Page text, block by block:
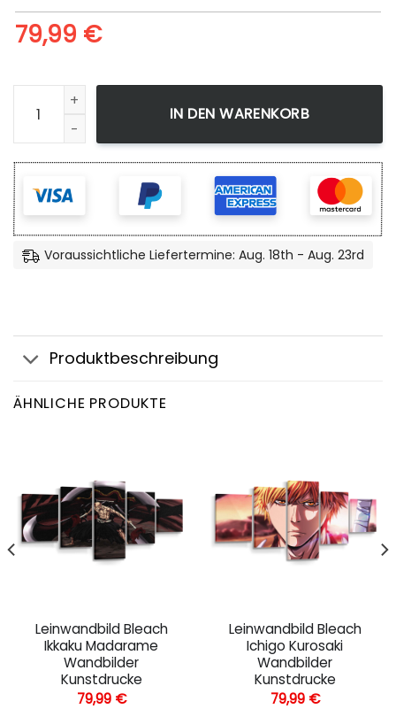
79,99 €
Leinwandbild Bleach Ichigo Croc Lunaire Wandbilder
IN DEN WARENKORB
Voraussichtliche Liefertermine: Aug. 18th - Aug. 23rd
Produktbeschreibung
ÄHNLICHE PRODUKTE
Leinwandbild Bleach
Ikkaku Madarame
Wandbilder
Kunstdrucke
79,99 €
Leinwandbild Bleach
Ichigo Kurosaki
Wandbilder
Kunstdrucke
79,99 €